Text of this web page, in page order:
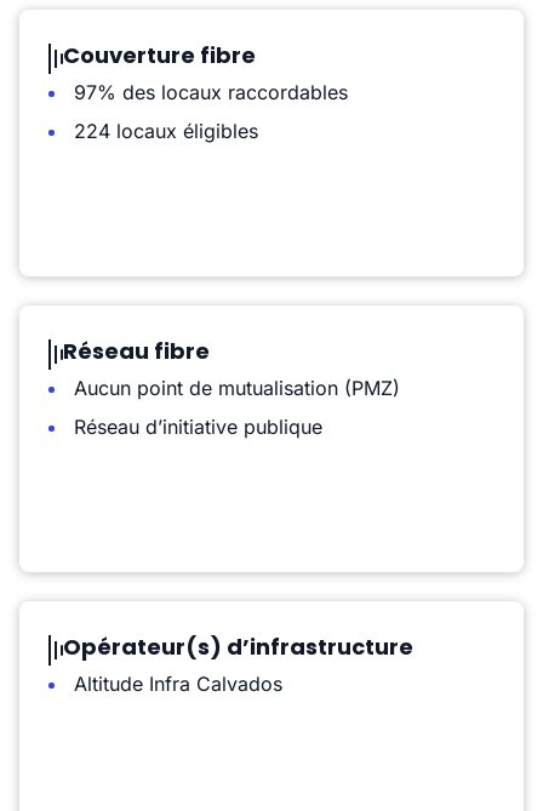
Couverture fibre
97% des locaux raccordables
224 locaux éligibles
Réseau fibre
Aucun point de mutualisation (PMZ)
Réseau d’initiative publique
Opérateur(s) d’infrastructure
Altitude Infra Calvados